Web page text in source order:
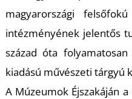
magyarországi
intézményének jelentős
század óta
kiadású művészeti tárgyú
A Múzeumok Éjszakáján